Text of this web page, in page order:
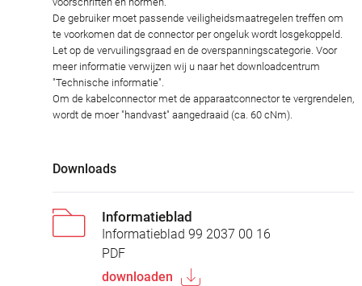
De gebruiker moet passende veiligheidsmaatregelen treffen om
te voorkomen dat de connector per ongeluk wordt losgekoppeld.
Let op de vervuilingsgraad en de overspanningscategorie. Voor
meer informatie verwijzen wij u naar het downloadcentrum
"Technische informatie".
Om de kabelconnector met de apparaatconnector te vergrendelen,
wordt de moer "handvast" aangedraaid (ca. 60 cNm).
Downloads
Informatieblad
Informatieblad 99 2037 00 16
PDF
downloaden